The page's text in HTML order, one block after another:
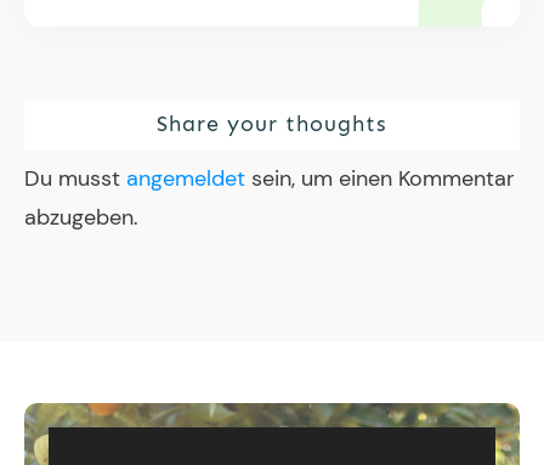
Share your thoughts
Du musst angemeldet sein, um einen Kommentar
abzugeben.